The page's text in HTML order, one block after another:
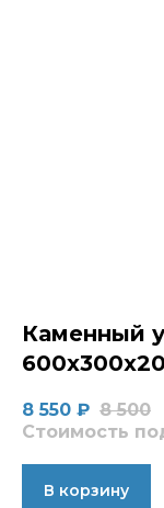
Каменный
8 550 ₽ 8 500
Стоимость
В корзину